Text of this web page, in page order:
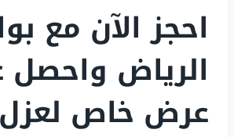
احجز الآن مع
الرياض
عرض خاص لعزل